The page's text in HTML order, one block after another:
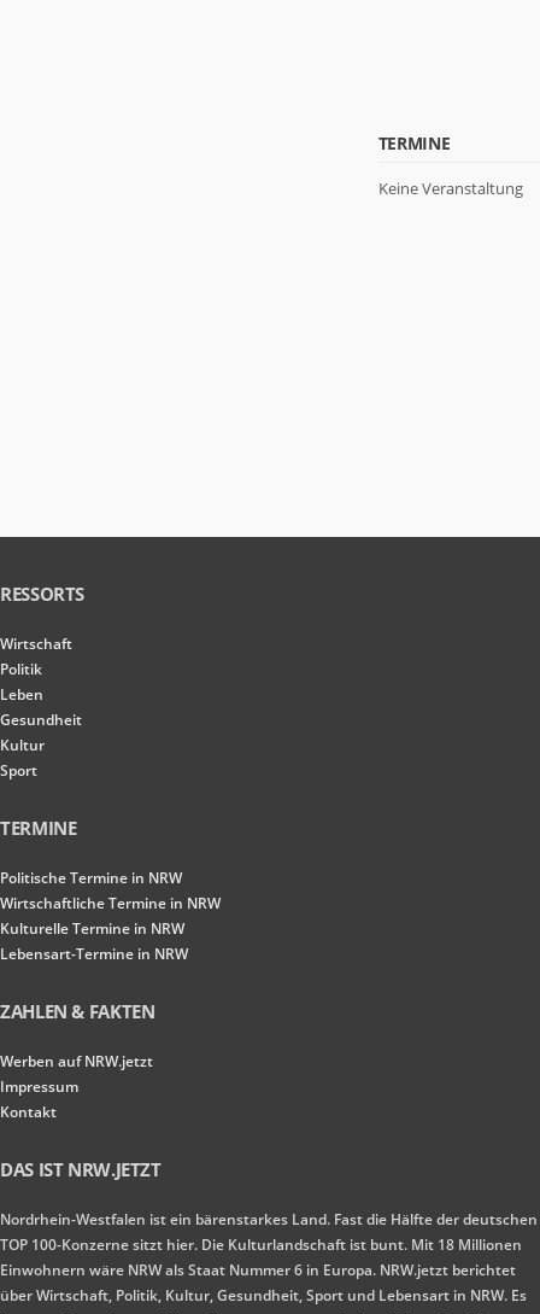
TERMINE
Keine Veranstaltung
RESSORTS
Wirtschaft
Politik
Leben
Gesundheit
Kultur
Sport
TERMINE
Politische Termine in NRW
Wirtschaftliche Termine in NRW
Kulturelle Termine in NRW
Lebensart-Termine in NRW
ZAHLEN & FAKTEN
Werben auf NRW.jetzt
Impressum
Kontakt
DAS IST NRW.JETZT
Nordrhein-Westfalen ist ein bärenstarkes Land. Fast die Hälfte der deutschen
TOP 100-Konzerne sitzt hier. Die Kulturlandschaft ist bunt. Mit 18 Millionen
Einwohnern wäre NRW als Staat Nummer 6 in Europa. NRW.jetzt berichtet
über Wirtschaft, Politik, Kultur, Gesundheit, Sport und Lebensart in NRW. Es